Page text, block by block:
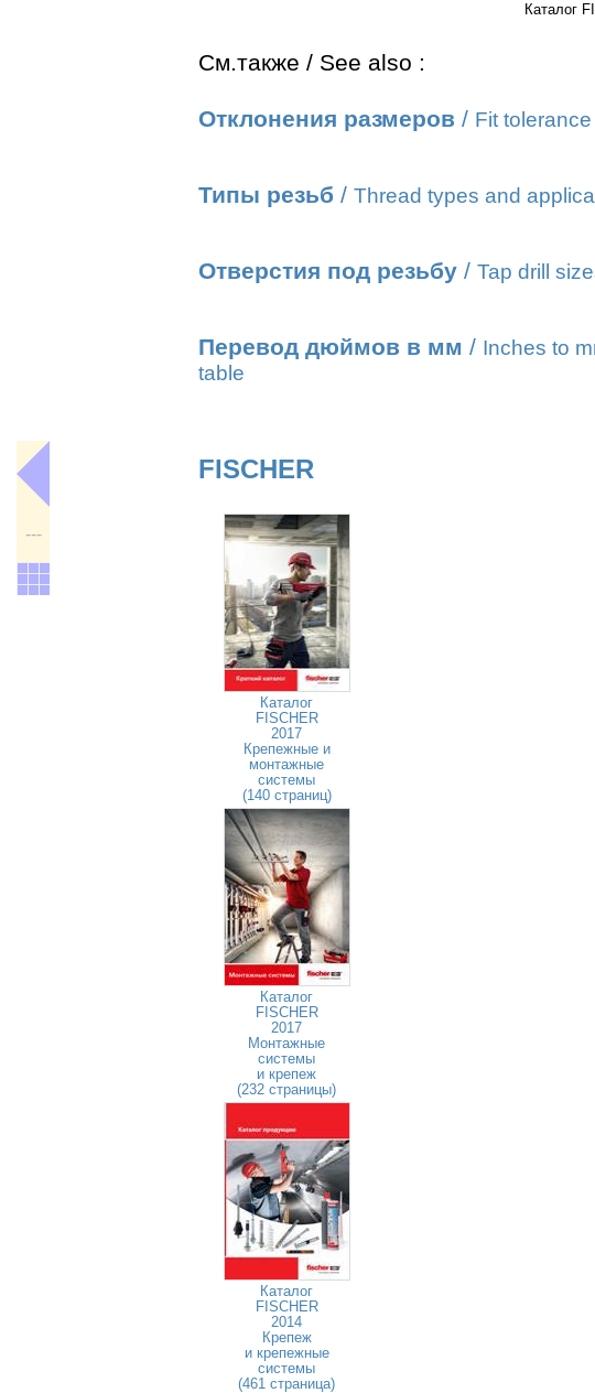
Каталог
См.также / See also :
Отклонения размеров / Fit
Типы резьб / Thread types and
Отверстия под резьбу / Tap drill
Перевод дюймов в мм / Inches to
table
FISCHER
Каталог
FISCHER
2017
Крепежные и
монтажные
системы
(140 страниц)
Каталог
FISCHER
2017
Монтажные
системы
и крепеж
(232 страницы)
Каталог
FISCHER
2014
Крепеж
и крепежные
системы
(461 страница)
---